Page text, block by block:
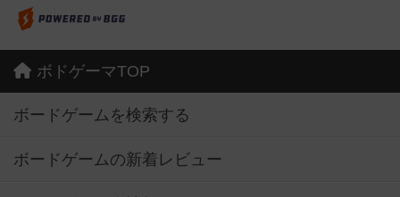
ボドゲーマTOP
ボードゲームを検索する
ボードゲームの新着レビュー